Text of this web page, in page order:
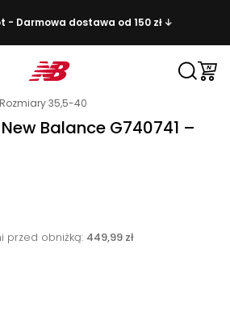
- Darmowa dostawa od 150 zł ↓
Rozmiary 35,5-40
Balance G740741 –
przed obniżką: 449,99 zł